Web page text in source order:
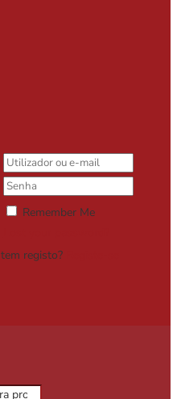
Remember Me
registo?